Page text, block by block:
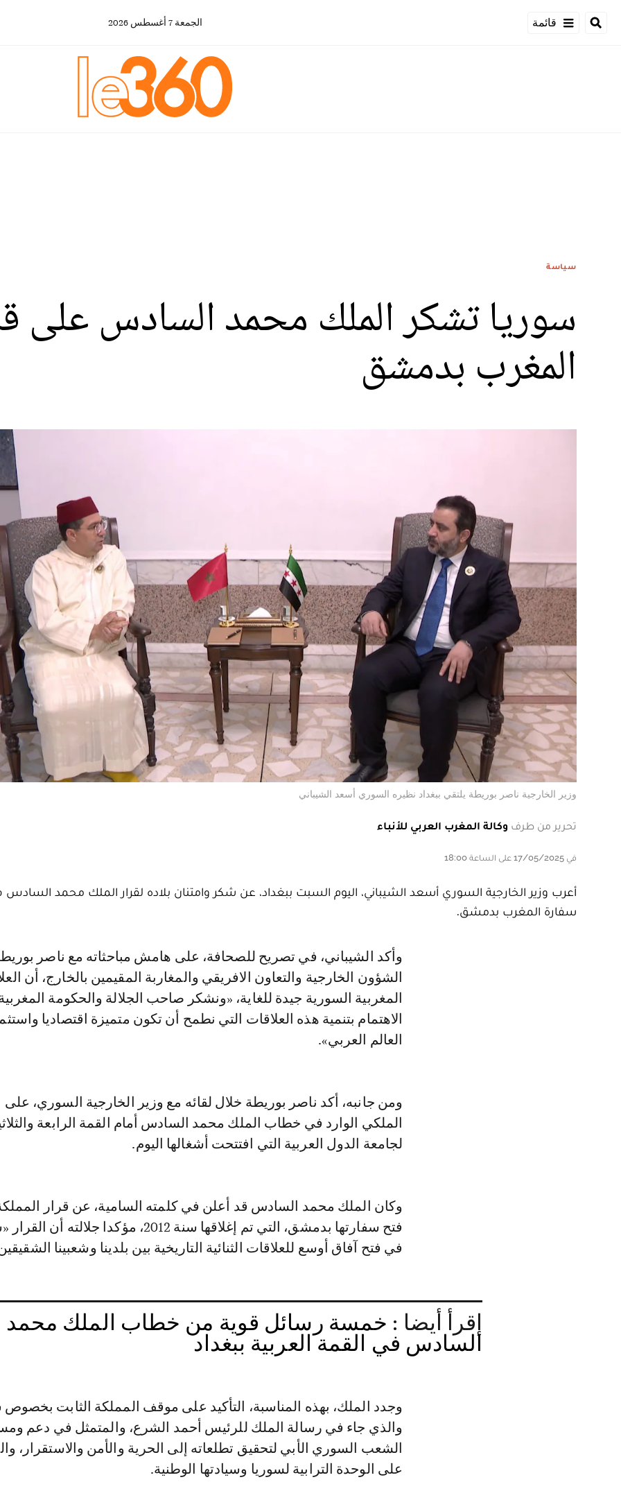
قائمة الجمعة 7 أغسطس 2026
سياسة
سوريا تشكر الملك محمد السادس على
المغرب بدمشق
وزير الخارجية ناصر بوريطة يلتقي ببغداد نظيره السوري أسعد الشيباني
تحرير من طرف وكالة المغرب العربي للأنباء
في 17/05/2025 على الساعة 18:00
أعرب وزير الخارجية السوري أسعد الشيباني، اليوم السبت ببغداد، عن شكر وامتنان بلاده لقرار الملك محمد السادس
سفارة المغرب بدمشق.
وأكد الشيباني، في تصريح للصحافة، على هامش مباحثاته مع ناصر بوريطة وزير
الشؤون الخارجية والتعاون الافريقي والمغاربة المقيمين بالخارج، أن
المغربية السورية جيدة للغاية، «ونشكر صاحب الجلالة والحكومة
الاهتمام بتنمية هذه العلاقات التي نطمح أن تكون متميزة اقتصاديا
العالم العربي».
ومن جانبه، أكد ناصر بوريطة خلال لقائه مع وزير الخارجية السوري، على
الملكي الوارد في خطاب الملك محمد السادس أمام القمة الرابعة
لجامعة الدول العربية التي افتتحت أشغالها اليوم.
وكان الملك محمد السادس قد أعلن في كلمته السامية، عن قرار
فتح سفارتها بدمشق، التي تم إغلاقها سنة 2012، مؤكدا
في فتح آفاق أوسع للعلاقات الثنائية التاريخية بين بلدينا وشعبينا
إقرأ أيضا : خمسة رسائل قوية من خطاب الملك محمد
السادس في القمة العربية ببغداد
وجدد الملك، بهذه المناسبة، التأكيد على موقف المملكة الثابت بخصوص
والذي جاء في رسالة الملك للرئيس أحمد الشرع، والمتمثل في دعم
الشعب السوري الأبي لتحقيق تطلعاته إلى الحرية والأمن والاستقرار،
على الوحدة الترابية لسوريا وسيادتها الوطنية.